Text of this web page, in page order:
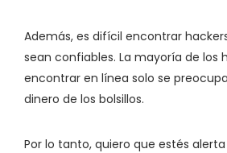
Además, es difícil encontrar
sean confiables. La mayoría de los
encontrar en línea solo se
dinero de los bolsillos.
Por lo tanto, quiero que estés